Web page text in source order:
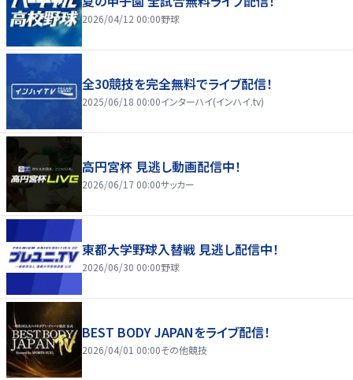
2026/04/12 00:00野球
全30競技を完全無料でライブ配信！
2025/06/18 00:00インターハイ(インハイ.tv)
高円宮杯 見逃し動画配信中！
2026/06/17 00:00サッカー
東都大学野球入替戦 見逃し配信中！
2026/06/30 00:00野球
BEST BODY JAPANをライブ配信！
2026/04/01 00:00その他競技